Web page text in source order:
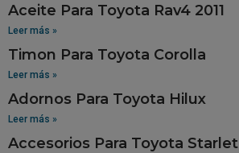
Aceite Para Toyota Rav4 2011
Leer más »
Timon Para Toyota Corolla
Leer más »
Adornos Para Toyota Hilux
Leer más »
Accesorios Para Toyota Starlet